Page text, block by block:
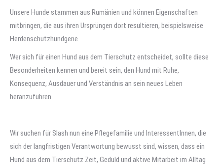
Unsere Hunde stammen aus Rumänien und können Eigenschaften
mitbringen, die aus ihren Ursprüngen dort resultieren, beispielsweise
Herdenschutzhundgene.
Wer sich für einen Hund aus dem Tierschutz entscheidet, sollte diese
Besonderheiten kennen und bereit sein, den Hund mit Ruhe,
Konsequenz, Ausdauer und Verständnis an sein neues Leben
heranzuführen.
Wir suchen für Slash nun eine Pflegefamilie und InteressentInnen, die
sich der langfristigen Verantwortung bewusst sind, wissen, dass ein
Hund aus dem Tierschutz Zeit, Geduld und aktive Mitarbeit im Alltag